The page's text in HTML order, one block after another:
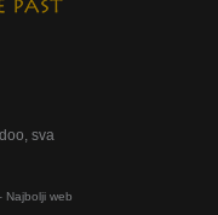
sva
Najbolji web